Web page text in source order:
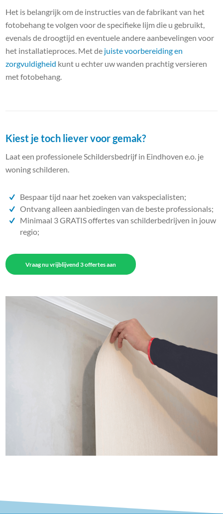
Het is belangrijk om de instructies van de fabrikant van het
fotobehang te volgen voor de specifieke lijm die u gebruikt,
evenals de droogtijd en eventuele andere aanbevelingen voor
het installatieproces. Met de juiste voorbereiding en
zorgvuldigheid kunt u echter uw wanden prachtig versieren
met fotobehang.
Kiest je toch liever voor gemak?
Laat een professionele Schildersbedrijf in Eindhoven e.o. je
woning schilderen.
Bespaar tijd naar het zoeken van vakspecialisten;
Ontvang alleen aanbiedingen van de beste professionals;
Minimaal 3 GRATIS offertes van schilderbedrijven in jouw
regio;
Vraag nu vrijblijvend 3 offertes aan